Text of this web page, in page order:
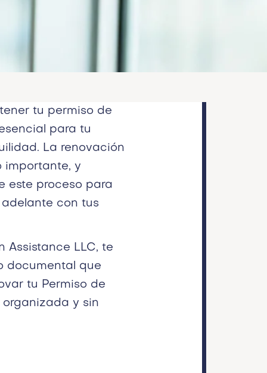
tu permiso de
para tu
La renovación
importante, y
este proceso para
con tus
Assistance LLC, te
documental que
tu Permiso de
organizada y sin